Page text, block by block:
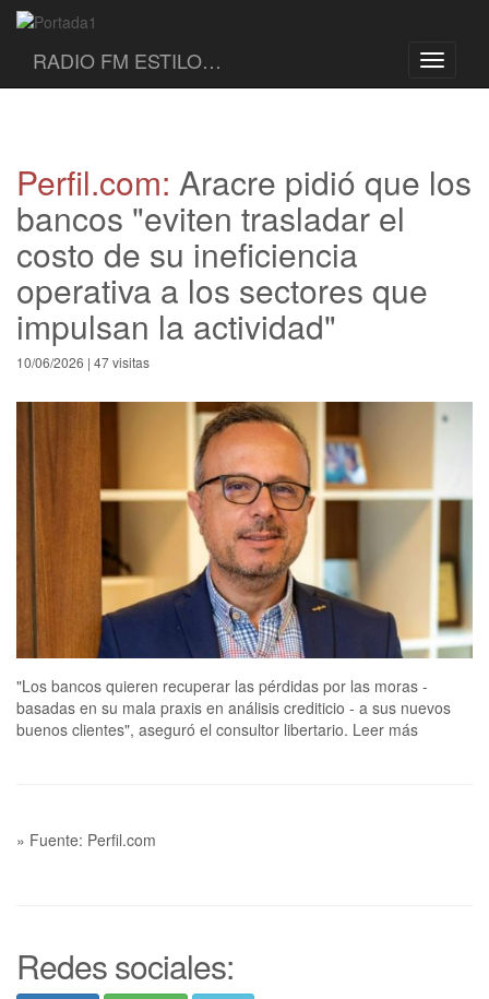
Toggle
RADIO FM ESTILO…
Perfil.com: Aracre pidió que los
bancos "eviten trasladar el
costo de su ineficiencia
operativa a los sectores que
impulsan la actividad"
10/06/2026 | 47 visitas
"Los bancos quieren recuperar las pérdidas por las moras -
basadas en su mala praxis en análisis crediticio - a sus nuevos
buenos clientes", aseguró el consultor libertario. Leer más
» Fuente: Perfil.com
Redes sociales: